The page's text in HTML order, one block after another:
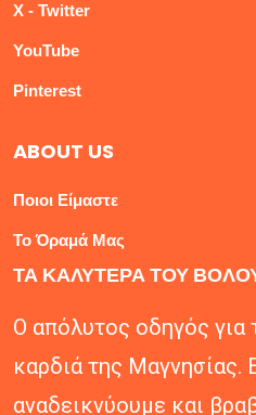
X - Twitter
YouTube
Pinterest
ABOUT US
Ποιοι Είμαστε
Το Όραμά Μας
ΤΑ ΚΑΛΥΤΕΡΑ ΤΟΥ
Ο απόλυτος οδηγός για
καρδιά της Μαγνησίας.
αναδεικνύουμε και